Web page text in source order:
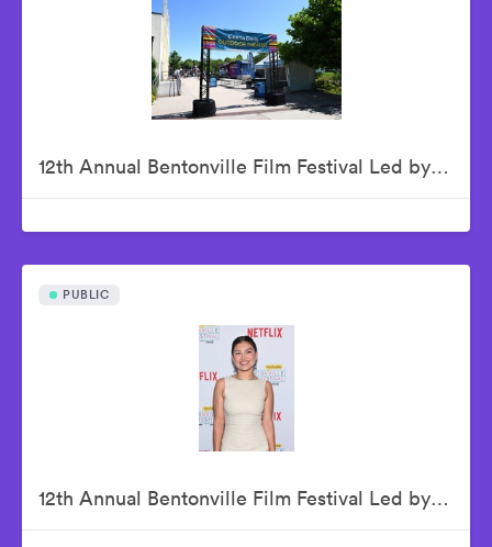
12th Annual Bentonville Film Festival Led by Geena Davis - June 20, 2026
PUBLIC
12th Annual Bentonville Film Festival Led by Geena Davis - June 21, 2026